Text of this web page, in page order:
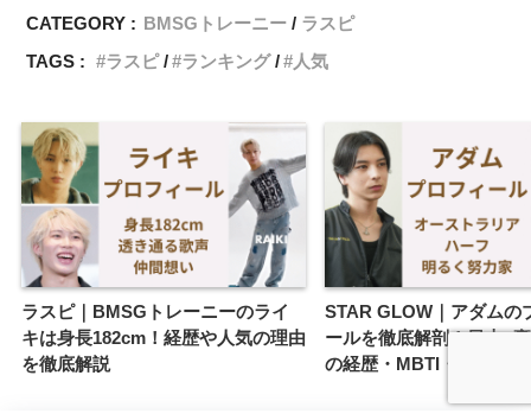
CATEGORY : BMSGトレーニー
ラスピ
TAGS :
ラスピ ランキング 人気
ラスピ｜BMSGトレーニーのライ
キは身長182cm！経歴や人気の理由
を徹底解説
STAR GLOW｜アダムの
ールを徹底解剖！日本×
の経歴・MBTI・魅力を